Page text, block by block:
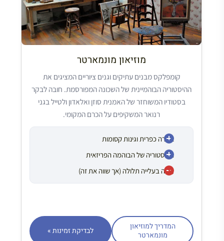
מוזיאון מונמארטר
אווירה כפרית וגינות קסומות
ההיסטוריה של הבוהמה הפריזאית
גישה בעלייה תלולה (אך שווה את זה)
קומפלקס מבנים עתיקים וגנים ציוריים המציגים את
ההיסטוריה הבוהמיינית של השכונה המפורסמת. חובה לבקר
בסטודיו המשוחזר של האמנית סוזן ואלאדון ולטייל בגני
רנואר המשקיפים על הכרם המקומי.
המדריך למוזיאון
מונמארטר
לבדיקת זמינות »